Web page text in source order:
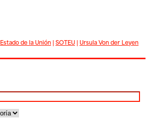
Estado de la Unión| SOTEU| Ursula Von der Leyen